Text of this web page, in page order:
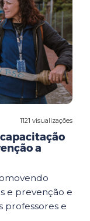
1121 visualizações
a
e prevenção e
professores e